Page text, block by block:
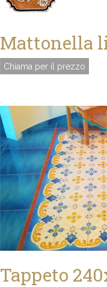
Mattonella
Chiama per il prezzo
Tappeto